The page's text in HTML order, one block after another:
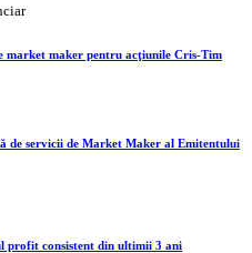
market maker pentru acţiunile Cris-Tim
de servicii de Market Maker al Emitentului
profit consistent din ultimii 3 ani